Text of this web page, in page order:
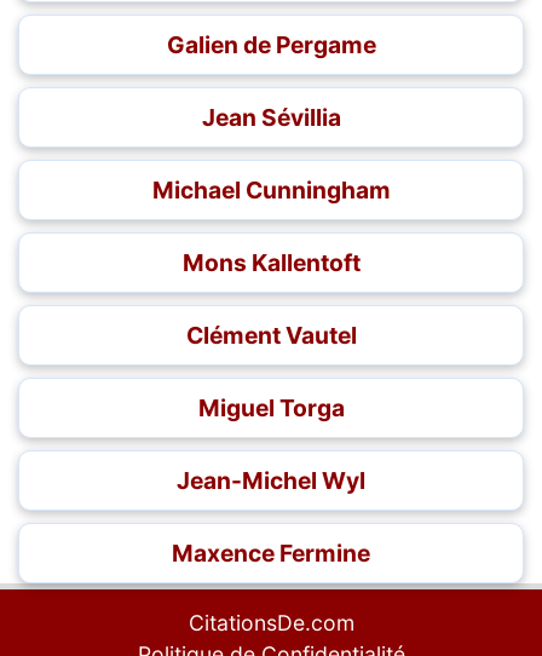
Galien de Pergame
Jean Sévillia
Michael Cunningham
Mons Kallentoft
Clément Vautel
Miguel Torga
Jean-Michel Wyl
Maxence Fermine
CitationsDe.com